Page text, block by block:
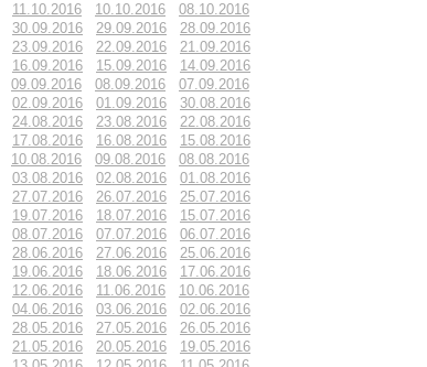
11.10.2016 10.10.2016
08.10.2016
30.09.2016 29.09.2016
28.09.2016
23.09.2016 22.09.2016
21.09.2016
16.09.2016 15.09.2016
14.09.2016
09.09.2016 08.09.2016
07.09.2016
02.09.2016 01.09.2016
30.08.2016
24.08.2016 23.08.2016
22.08.2016
17.08.2016 16.08.2016
15.08.2016
10.08.2016 09.08.2016
08.08.2016
03.08.2016 02.08.2016
01.08.2016
27.07.2016 26.07.2016
25.07.2016
19.07.2016 18.07.2016
15.07.2016
08.07.2016 07.07.2016
06.07.2016
28.06.2016 27.06.2016
25.06.2016
19.06.2016 18.06.2016
17.06.2016
12.06.2016 11.06.2016
10.06.2016
04.06.2016 03.06.2016
02.06.2016
28.05.2016 27.05.2016
26.05.2016
21.05.2016 20.05.2016
19.05.2016